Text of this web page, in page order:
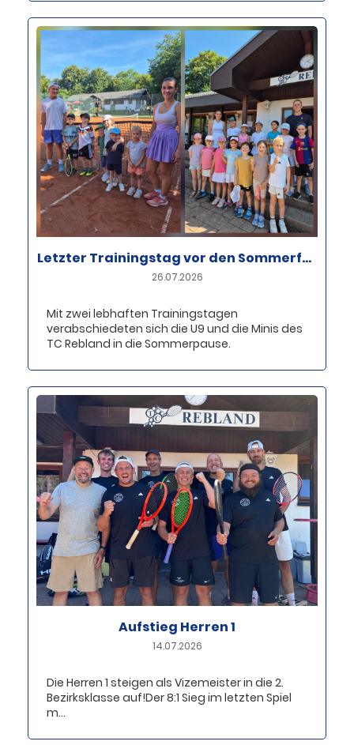
Letzter Trainingstag vor den Sommerferien bei U9 und Minis
26.07.2026
Mit zwei lebhaften Trainingstagen
verabschiedeten sich die U9 und die Minis des
TC Rebland in die Sommerpause.
Aufstieg Herren 1
14.07.2026
Die Herren 1 steigen als Vizemeister in die 2.
Bezirksklasse auf!Der 8:1 Sieg im letzten Spiel
m...